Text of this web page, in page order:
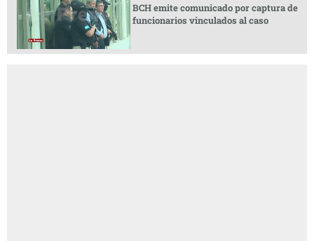
BCH emite comunicado por captura de
funcionarios vinculados al caso